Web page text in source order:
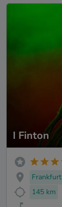
I Finton
Frankfurt
145 km